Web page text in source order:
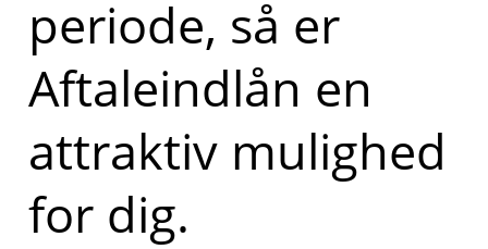
periode, så er
Aftaleindlån en
attraktiv mulighed
for dig.